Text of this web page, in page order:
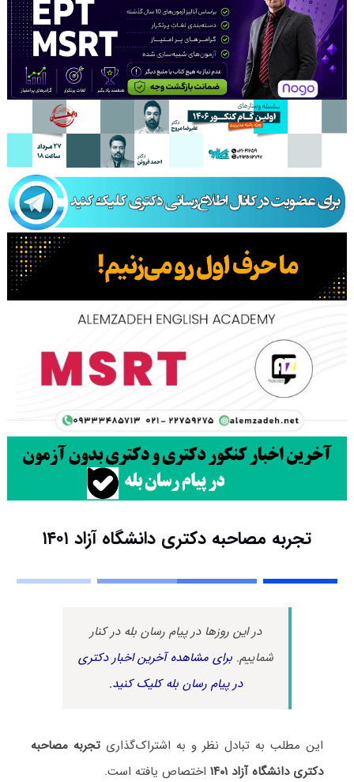
تجربه مصاحبه دکتری دانشگاه آزاد ۱۴۰۱
در این روزها در پیام رسان بله در کنار
شماییم.برای مشاهده آخرین اخبار دکتری
در پیام رسان بله کلیک کنید.
این مطلب به تبادل نظر و به اشتراک‌گذاری تجربه مصاحبه
دکتری دانشگاه آزاد ۱۴۰۱
اختصاص یافته است.